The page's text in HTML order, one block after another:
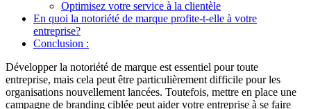
Optimisez votre service à la clientèle
En quoi la notoriété de marque profite-t-elle à votre
entreprise?
Conclusion :
Développer la notoriété de marque est essentiel pour toute
entreprise, mais cela peut être particulièrement difficile pour les
organisations nouvellement lancées. Toutefois, mettre en place une
campagne de branding ciblée peut aider votre entreprise à se faire